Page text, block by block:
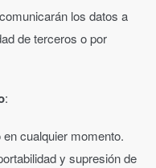
los datos a
de terceros o por
:
cualquier momento.
y supresión de